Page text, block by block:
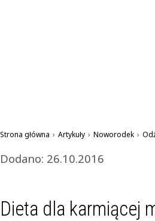
Strona główna › Artykuły › Noworodek ›
Dodano: 26.10.2016
Dieta dla karmiącej